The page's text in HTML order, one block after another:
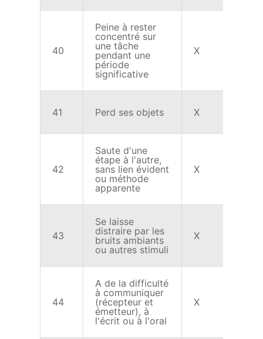
40
Peine à rester
concentré sur
une tâche
pendant une
période
significative
X
41 Perd ses objets X
42
Saute d'une
étape à l'autre,
sans lien évident
ou méthode
apparente
X
43
Se laisse
distraire par les
bruits ambiants
ou autres stimuli
X
44
A de la difficulté
à communiquer
(récepteur et
émetteur), à
l'écrit ou à l'oral
X